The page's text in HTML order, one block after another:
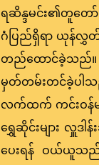
ရဆိန္ဒမင်း၏တူတေ
ဂံပြည်ရှိရာ ယုန်လွှတ်
တည်ထောင်ခဲ့သည်။
မှတ်တမ်းတင်ခဲ့ပါ
လက်ထက် ကင်းဝန်မင်
ရွှေဆိုင်းများ လှူဒ
ပေးရန် ဝယ်ယူသ